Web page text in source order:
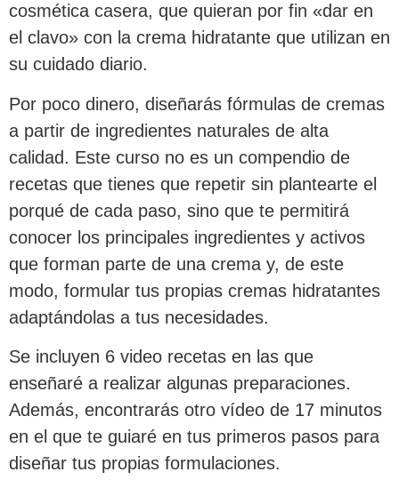
cosmética casera, que quieran por fin «dar en
el clavo» con la crema hidratante que utilizan en
su cuidado diario.
Por poco dinero, diseñarás fórmulas de cremas
a partir de ingredientes naturales de alta
calidad. Este curso no es un compendio de
recetas que tienes que repetir sin plantearte el
porqué de cada paso, sino que te permitirá
conocer los principales ingredientes y activos
que forman parte de una crema y, de este
modo, formular tus propias cremas hidratantes
adaptándolas a tus necesidades.
Se incluyen 6 video recetas en las que
enseñaré a realizar algunas preparaciones.
Además, encontrarás otro vídeo de 17 minutos
en el que te guiaré en tus primeros pasos para
diseñar tus propias formulaciones.